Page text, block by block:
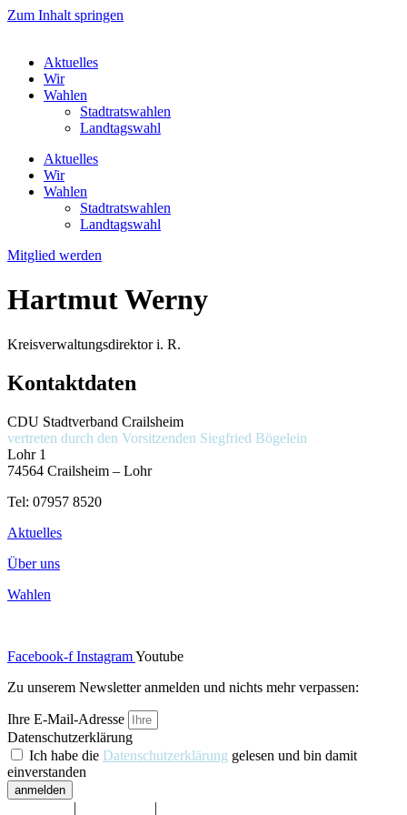
Zum Inhalt springen
Aktuelles
Wir
Wahlen
Stadtratswahlen
Landtagswahl
Aktuelles
Wir
Wahlen
Stadtratswahlen
Landtagswahl
Mitglied werden
Hartmut Werny
Kreisverwaltungsdirektor i. R.
Kontaktdaten
CDU Stadtverband Crailsheim
vertreten durch den Vorsitzenden Siegfried Bögelein
Lohr 1
74564 Crailsheim – Lohr
Tel: 07957 8520
Aktuelles
Über uns
Wahlen
Facebook-f InstagramYoutube
Zu unserem Newsletter anmelden und nichts mehr verpassen:
Ihre E-Mail-Adresse
Datenschutzerklärung
Ich habe die Datenschutzerklärung gelesen und bin damit
einverstanden
anmelden
| |